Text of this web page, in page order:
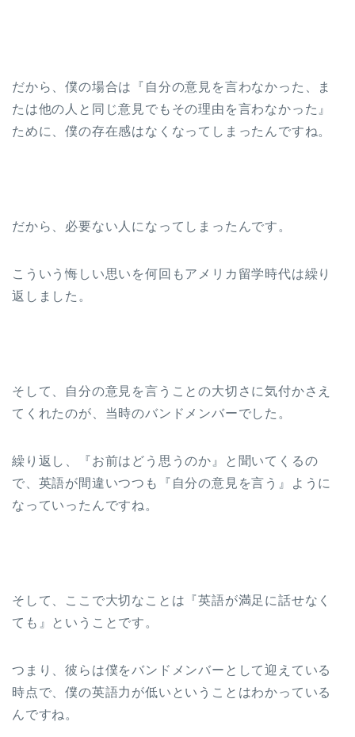
だから、僕の場合は『自分の意見を言わなかった、ま
たは他の人と同じ意見でもその理由を言わなかった』
ために、僕の存在感はなくなってしまったんですね。
だから、必要ない人になってしまったんです。
こういう悔しい思いを何回もアメリカ留学時代は繰り
返しました。
そして、自分の意見を言うことの大切さに気付かさえ
てくれたのが、当時のバンドメンバーでした。
繰り返し、『お前はどう思うのか』と聞いてくるの
で、英語が間違いつつも『自分の意見を言う』ように
なっていったんですね。
そして、ここで大切なことは『英語が満足に話せなく
ても』ということです。
つまり、彼らは僕をバンドメンバーとして迎えている
時点で、僕の英語力が低いということはわかっている
んですね。